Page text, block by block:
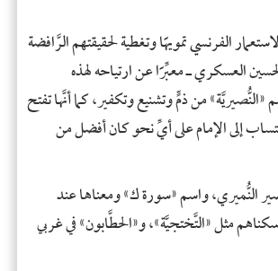
الفرنسي تمويهًا وتغطية لحقيقتهم الرَّافضة
العسكري ـ معبِّرًا عن ارتياحه لهذه
«النُّصيريَّة» من ذمٍّ وتشنيع وتكفير، كما أنَّها تفتح
إلى الإمام على أيِّ نحو كان أفضل من
النُّميري، واسم «سورة ك» ومعناها عند
سكناهم مثل «التَّختجيَّة»، و«الحطَّابون» في غربي